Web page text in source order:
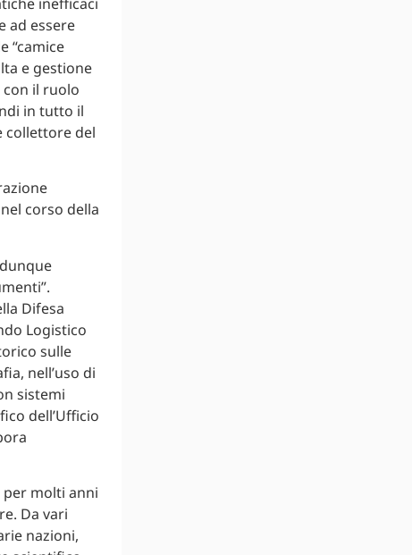
ad essere
“camice
e gestione
con il ruolo
in tutto il
collettore del
corso della
Difesa
Logistico
sulle
nell’uso di
sistemi
dell’Ufficio
per molti anni
Da vari
nazioni,